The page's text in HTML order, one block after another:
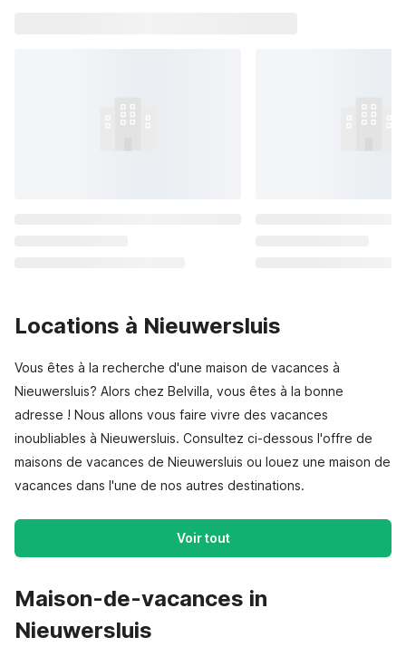
Locations à Nieuwersluis
Vous êtes à la recherche d'une maison de vacances à
Nieuwersluis? Alors chez Belvilla, vous êtes à la bonne
adresse ! Nous allons vous faire vivre des vacances
inoubliables à Nieuwersluis. Consultez ci-dessous l'offre de
maisons de vacances de Nieuwersluis ou louez une maison de
vacances dans l'une de nos autres destinations.
Voir tout
Maison-de-vacances in
Nieuwersluis